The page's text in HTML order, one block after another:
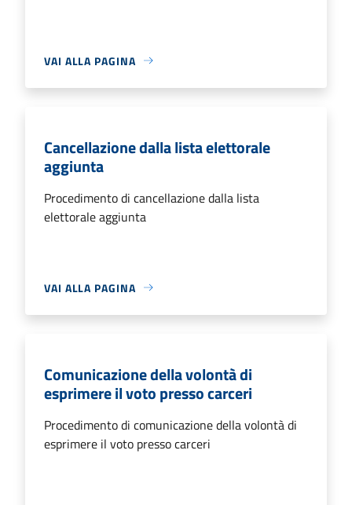
VAI ALLA PAGINA
Cancellazione dalla lista elettorale
aggiunta
Procedimento di cancellazione dalla lista
elettorale aggiunta
VAI ALLA PAGINA
Comunicazione della volontà di
esprimere il voto presso carceri
Procedimento di comunicazione della volontà di
esprimere il voto presso carceri